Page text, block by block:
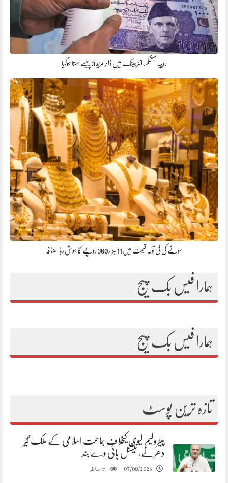
روپیہ مستحکم، انٹربینک میں ڈالر مزید 3 پیسے سستا ہوگیا
سونے کی فی تولہ قیمت میں 11 ہزار 300 روپے کا ہوش ربا اضافہ
ہمارا فیس بک پیج
ہمارا فیس بک پیج
تازہ ترین پوسٹ
پیٹرولیم لیوی کیخلاف جماعت اسلامی کے ملک گیر
دھرنے، نیشنل ہائی وے بند
07/08/2026
17مناظر